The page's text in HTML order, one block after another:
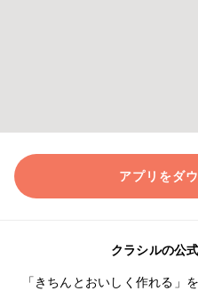
アプリをダ
クラシルの公
「きちんとおいしく作れる」